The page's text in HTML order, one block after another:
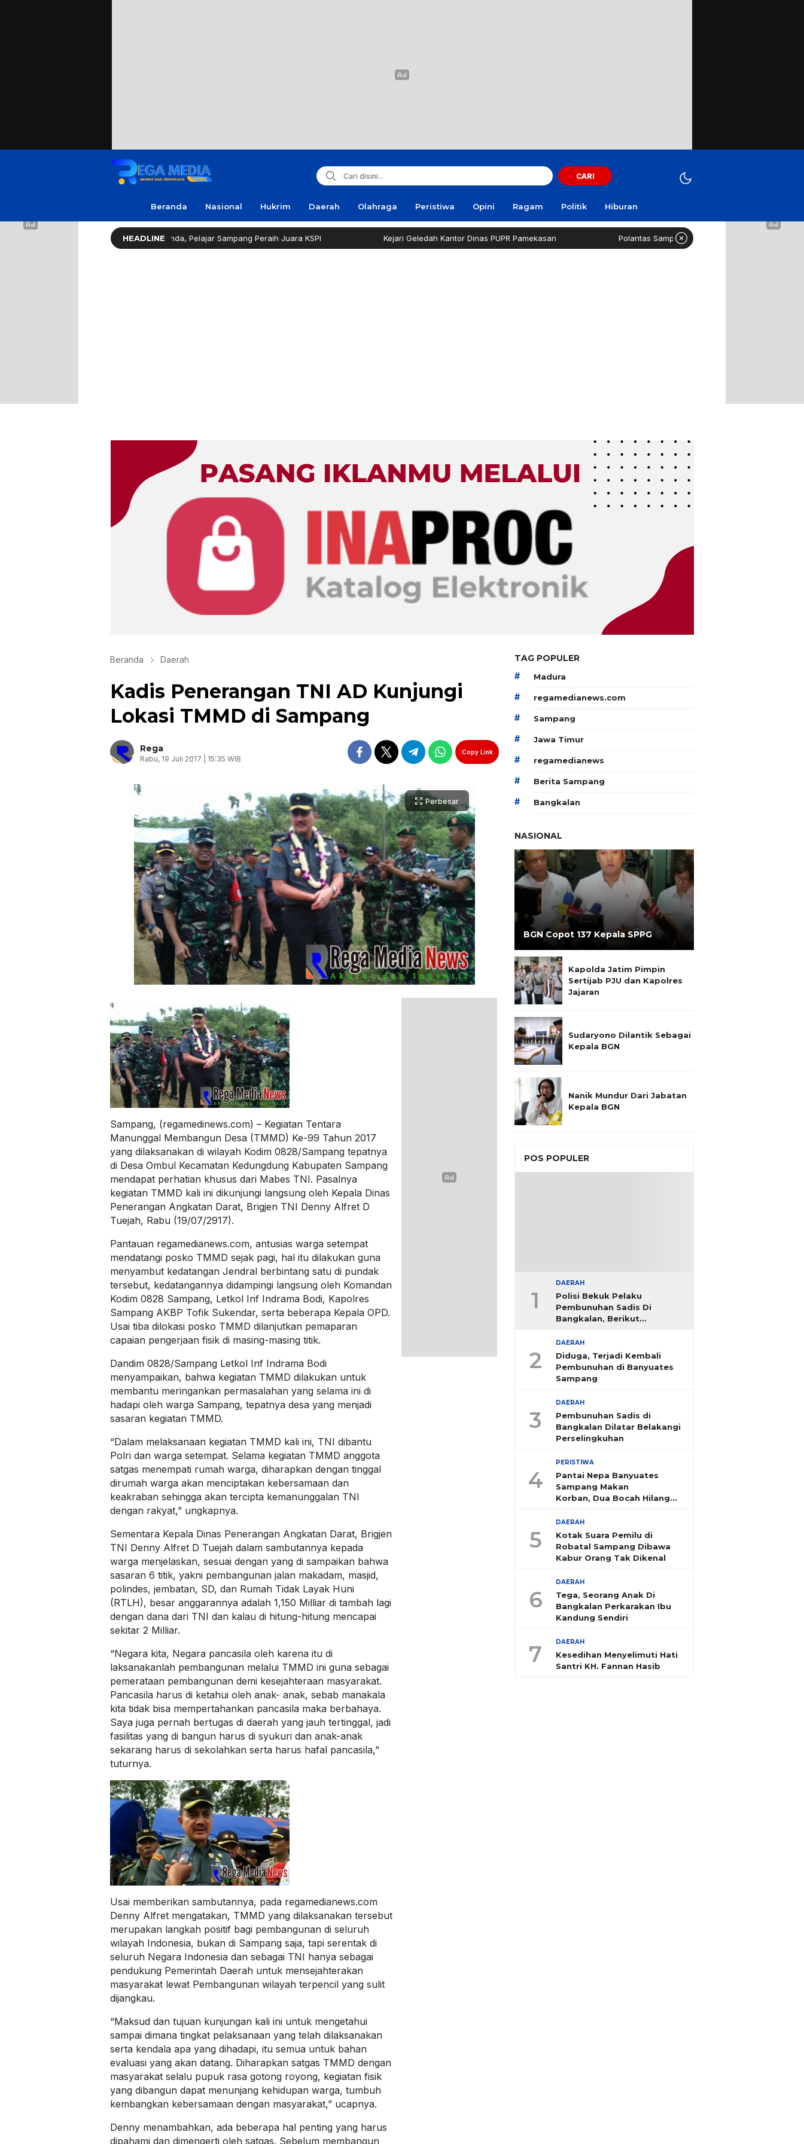
CARI
Beranda Nasional Hukrim Daerah Olahraga Peristiwa Opini Ragam Politik Hiburan
HEADLINE
Gerindra Apresiasi Amanda, Pelajar Sampang Peraih Juara KSPI Kejari Geledah Kantor Dinas PUPR Pamekasan Polantas Sampang Imbau Latihan Gerak Jalan Tak Gunakan
Beranda Daerah
Kadis Penerangan TNI AD Kunjungi
Lokasi TMMD di Sampang
Rega
Rabu, 19 Juli 2017 | 15:35 WIB
Copy Link
Perbesar
Sampang, (regamedinews.com) – Kegiatan Tentara
Manunggal Membangun Desa (TMMD) Ke-99 Tahun 2017
yang dilaksanakan di wilayah Kodim 0828/Sampang tepatnya
di Desa Ombul Kecamatan Kedungdung Kabupaten Sampang
mendapat perhatian khusus dari Mabes TNI. Pasalnya
kegiatan TMMD kali ini dikunjungi langsung oleh Kepala Dinas
Penerangan Angkatan Darat, Brigjen TNI Denny Alfret D
Tuejah, Rabu (19/07/2917).
Pantauan regamedianews.com, antusias warga setempat
mendatangi posko TMMD sejak pagi, hal itu dilakukan guna
menyambut kedatangan Jendral berbintang satu di pundak
tersebut, kedatangannya didampingi langsung oleh Komandan
Kodim 0828 Sampang, Letkol Inf Indrama Bodi, Kapolres
Sampang AKBP Tofik Sukendar, serta beberapa Kepala OPD.
Usai tiba dilokasi posko TMMD dilanjutkan pemaparan
capaian pengerjaan fisik di masing-masing titik.
Dandim 0828/Sampang Letkol Inf Indrama Bodi
menyampaikan, bahwa kegiatan TMMD dilakukan untuk
membantu meringankan permasalahan yang selama ini di
hadapi oleh warga Sampang, tepatnya desa yang menjadi
sasaran kegiatan TMMD.
“Dalam melaksanaan kegiatan TMMD kali ini, TNI dibantu
Polri dan warga setempat. Selama kegiatan TMMD anggota
satgas menempati rumah warga, diharapkan dengan tinggal
dirumah warga akan menciptakan kebersamaan dan
keakraban sehingga akan tercipta kemanunggalan TNI
dengan rakyat,” ungkapnya.
Sementara Kepala Dinas Penerangan Angkatan Darat, Brigjen
TNI Denny Alfret D Tuejah dalam sambutannya kepada
warga menjelaskan, sesuai dengan yang di sampaikan bahwa
sasaran 6 titik, yakni pembangunan jalan makadam, masjid,
polindes, jembatan, SD, dan Rumah Tidak Layak Huni
(RTLH), besar anggarannya adalah 1,150 Milliar di tambah lagi
dengan dana dari TNI dan kalau di hitung-hitung mencapai
sekitar 2 Milliar.
“Negara kita, Negara pancasila oleh karena itu di
laksanakanlah pembangunan melalui TMMD ini guna sebagai
pemerataan pembangunan demi kesejahteraan masyarakat.
Pancasila harus di ketahui oleh anak- anak, sebab manakala
kita tidak bisa mempertahankan pancasila maka berbahaya.
Saya juga pernah bertugas di daerah yang jauh tertinggal, jadi
fasilitas yang di bangun harus di syukuri dan anak-anak
sekarang harus di sekolahkan serta harus hafal pancasila,”
tuturnya.
Usai memberikan sambutannya, pada regamedianews.com
Denny Alfret mengatakan, TMMD yang dilaksanakan tersebut
merupakan langkah positif bagi pembangunan di seluruh
wilayah Indonesia, bukan di Sampang saja, tapi serentak di
seluruh Negara Indonesia dan sebagai TNI hanya sebagai
pendukung Pemerintah Daerah untuk mensejahterakan
masyarakat lewat Pembangunan wilayah terpencil yang sulit
dijangkau.
“Maksud dan tujuan kunjungan kali ini untuk mengetahui
sampai dimana tingkat pelaksanaan yang telah dilaksanakan
serta kendala apa yang dihadapi, itu semua untuk bahan
evaluasi yang akan datang. Diharapkan satgas TMMD dengan
masyarakat selalu pupuk rasa gotong royong, kegiatan fisik
yang dibangun dapat menunjang kehidupan warga, tumbuh
kembangkan kebersamaan dengan masyarakat,” ucapnya.
Denny menambahkan, ada beberapa hal penting yang harus
dipahami dan dimengerti oleh satgas. Sebelum membangun
TAG POPULER
# Madura
# regamedianews.com
# Sampang
# Jawa Timur
# regamedianews
# Berita Sampang
# Bangkalan
NASIONAL
BGN Copot 137 Kepala SPPG
Kapolda Jatim Pimpin
Sertijab PJU dan Kapolres
Jajaran
Sudaryono Dilantik Sebagai
Kepala BGN
Nanik Mundur Dari Jabatan
Kepala BGN
POS POPULER
1
DAERAH
Polisi Bekuk Pelaku
Pembunuhan Sadis Di
Bangkalan, Berikut
2
DAERAH
Diduga, Terjadi Kembali
Pembunuhan di Banyuates
Sampang
3
DAERAH
Pembunuhan Sadis di
Bangkalan Dilatar Belakangi
Perselingkuhan
4
PERISTIWA
Pantai Nepa Banyuates
Sampang Makan
Korban, Dua Bocah Hilang
5
DAERAH
Kotak Suara Pemilu di
Robatal Sampang Dibawa
Kabur Orang Tak Dikenal
6
DAERAH
Tega, Seorang Anak Di
Bangkalan Perkarakan Ibu
Kandung Sendiri
7 DAERAH
Kesedihan Menyelimuti Hati
Santri KH. Fannan Hasib